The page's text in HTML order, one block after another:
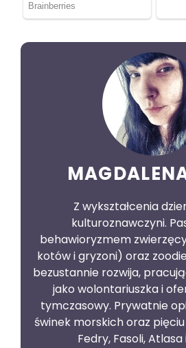
Z wykształcenia
kulturoznawczyni.
behawioryzmem
kotów i gryzoni) oraz
bezustannie rozwija,
jako wolontariuszka i
tymczasowy. Prywatnie
świnek morskich oraz
Fedry, Fasoli, Atlasa